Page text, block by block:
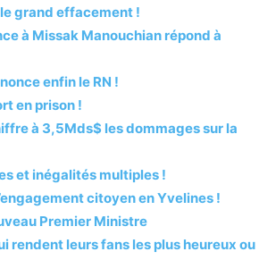
grand effacement !
à Missak Manouchian répond à
enfin le RN !
en prison !
à 3,5Mds$ les dommages sur la
et inégalités multiples !
citoyen en Yvelines !
Premier Ministre
rendent leurs fans les plus heureux ou